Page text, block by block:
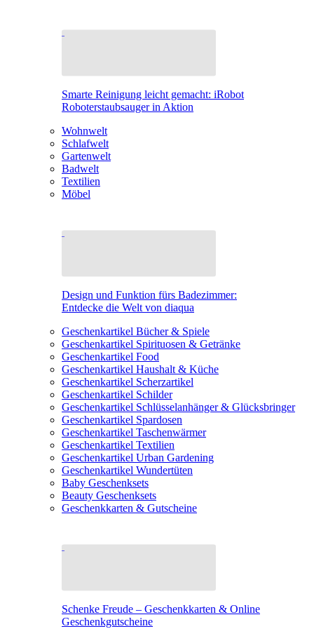
Smarte Reinigung leicht gemacht: iRobot
Roboterstaubsauger in Aktion
Wohnwelt
Schlafwelt
Gartenwelt
Badwelt
Textilien
Möbel
Design und Funktion fürs Badezimmer:
Entdecke die Welt von diaqua
Geschenkartikel Bücher & Spiele
Geschenkartikel Spirituosen & Getränke
Geschenkartikel Food
Geschenkartikel Haushalt & Küche
Geschenkartikel Scherzartikel
Geschenkartikel Schilder
Geschenkartikel Schlüsselanhänger & Glücksbringer
Geschenkartikel Spardosen
Geschenkartikel Taschenwärmer
Geschenkartikel Textilien
Geschenkartikel Urban Gardening
Geschenkartikel Wundertüten
Baby Geschenksets
Beauty Geschenksets
Geschenkkarten & Gutscheine
Schenke Freude – Geschenkkarten & Online
Geschenkgutscheine